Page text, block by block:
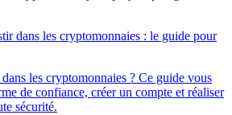
dans les cryptomonnaies : le guide pour
les cryptomonnaies ? Ce guide vous
de confiance, créer un compte et réaliser
sécurité.